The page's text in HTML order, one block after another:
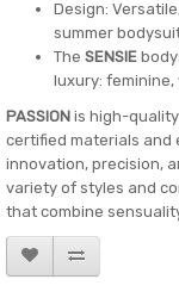
Design:
summer
The SENSIE
luxury:
PASSION is high-
certified materials and
innovation, precision,
variety of styles and
that combine